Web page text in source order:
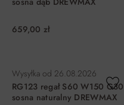
659,00 zł
Wysyłka od 26.08.2026
RG123 regał S60 W150 G30
sosna naturalny DREWMAX